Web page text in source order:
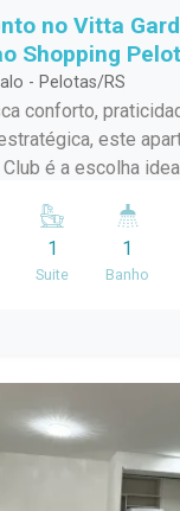
no Vitta
Shopping
- Pelotas/RS
conforto,
este
é a escolha
equilíbrio perfeito
sua família com
bom
O banheiro
Um dos grandes
a sacada com
1
Suite
1
Banho